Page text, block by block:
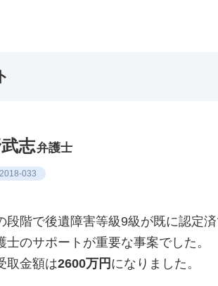
志弁護士
033
階で後遺障害等級9級が既に認定済
士のサポートが重要な事案でした。
取金額は2600万円 になりました。